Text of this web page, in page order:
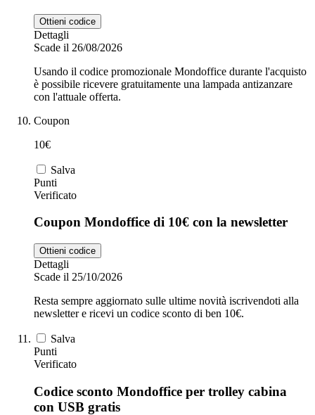
Ottieni codice
Dettagli
Scade il 26/08/2026
Usando il codice promozionale Mondoffice durante l'acquisto
è possibile ricevere gratuitamente una lampada antizanzare
con l'attuale offerta.
Coupon
10€
Salva
Punti
Verificato
Coupon Mondoffice di 10€ con la newsletter
Ottieni codice
Dettagli
Scade il 25/10/2026
Resta sempre aggiornato sulle ultime novità iscrivendoti alla
newsletter e ricevi un codice sconto di ben 10€.
Salva
Punti
Verificato
Codice sconto Mondoffice per trolley cabina
con USB gratis